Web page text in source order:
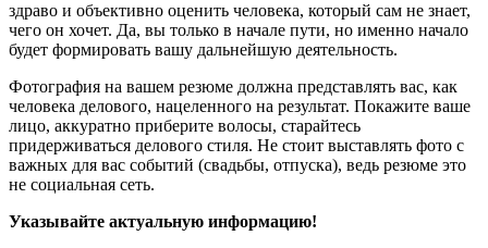
здраво и объективно оценить человека, который сам не знает,
чего он хочет. Да, вы только в начале пути, но именно начало
будет формировать вашу дальнейшую деятельность.
Фотография на вашем резюме должна представлять вас, как
человека делового, нацеленного на результат. Покажите ваше
лицо, аккуратно приберите волосы, старайтесь
придерживаться делового стиля. Не стоит выставлять фото с
важных для вас событий (свадьбы, отпуска), ведь резюме это
не социальная сеть.
Указывайте актуальную информацию!